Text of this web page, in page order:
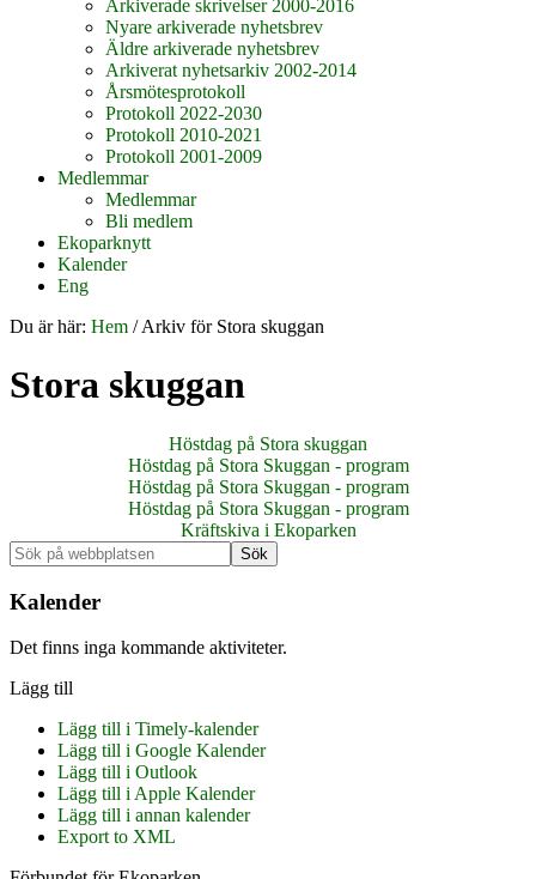
Arkiverade skrivelser 2000-2016
Nyare arkiverade nyhetsbrev
Äldre arkiverade nyhetsbrev
Arkiverat nyhetsarkiv 2002-2014
Årsmötesprotokoll
Protokoll 2022-2030
Protokoll 2010-2021
Protokoll 2001-2009
Medlemmar
Medlemmar
Bli medlem
Ekoparknytt
Kalender
Eng
Du är här: Hem /Arkiv för Stora skuggan
Stora skuggan
Höstdag på Stora skuggan
Höstdag på Stora Skuggan - program
Höstdag på Stora Skuggan - program
Höstdag på Stora Skuggan - program
Kräftskiva i Ekoparken
Primärt
sidofält
Sök
på
webbplatsen
Kalender
Det finns inga kommande aktiviteter.
Lägg till
Lägg till i Timely-kalender
Lägg till i Google Kalender
Lägg till i Outlook
Lägg till i Apple Kalender
Lägg till i annan kalender
Export to XML